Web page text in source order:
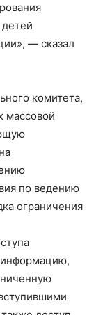
— сказал
комитета,
массовой
по ведению
ограничения